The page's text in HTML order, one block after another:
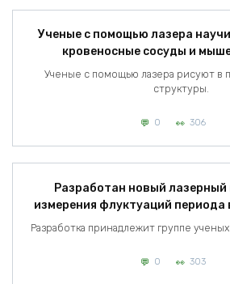
Ученые с помощью лазера
кровеносные сосуды и
Ученые с помощью лазера рисуют в
структуры.
0 306
Разработан новый лазерный
измерения флуктуаций периода
Разработка принадлежит группе
0 303